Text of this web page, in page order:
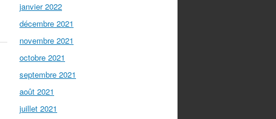
janvier 2022
décembre 2021
novembre 2021
octobre 2021
septembre 2021
août 2021
juillet 2021